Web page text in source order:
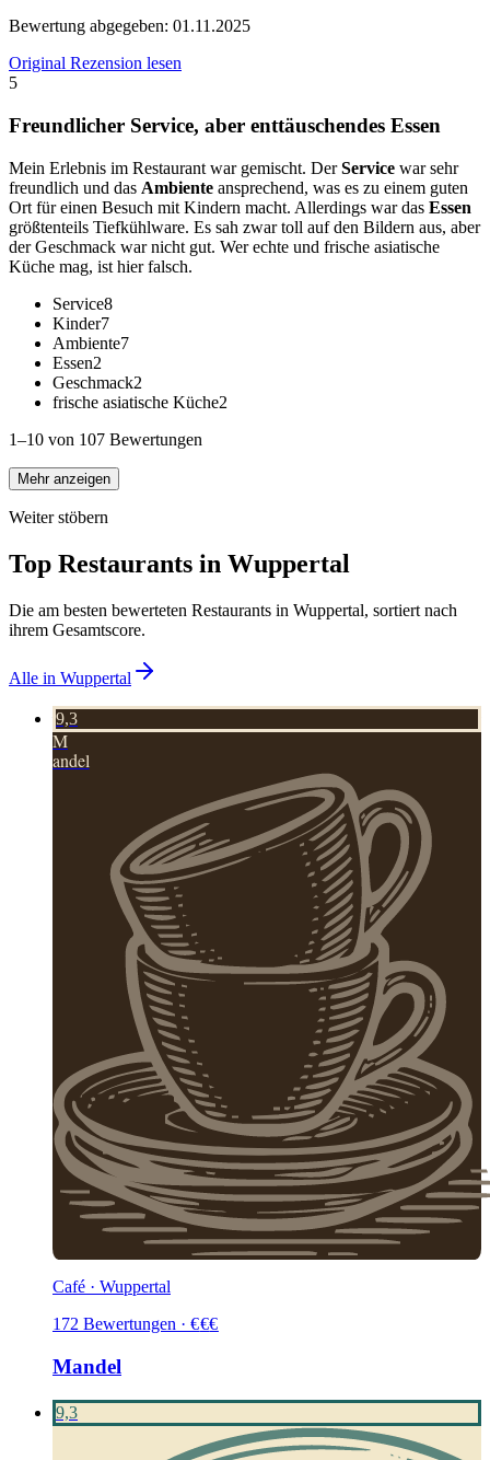
Bewertung abgegeben: 01.11.2025
Original Rezension lesen
5
Freundlicher Service, aber enttäuschendes Essen
Mein Erlebnis im Restaurant war gemischt. DerService war sehr
freundlich und das Ambiente ansprechend, was es zu einem guten
Ort für einen Besuch mit Kindern macht. Allerdings war das Essen
größtenteils Tiefkühlware. Es sah zwar toll auf den Bildern aus, aber
der Geschmack war nicht gut. Wer echte und frische asiatische
Küche mag, ist hier falsch.
Service8
Kinder7
Ambiente7
Essen2
Geschmack2
frische asiatische Küche2
1–10 von 107 Bewertungen
Mehr anzeigen
Weiter stöbern
Top Restaurants in Wuppertal
Die am besten bewerteten Restaurants in Wuppertal, sortiert nach
ihrem Gesamtscore.
Alle in Wuppertal
9,3
M
andel
Café · Wuppertal
172 Bewertungen · €€€
Mandel
9,3